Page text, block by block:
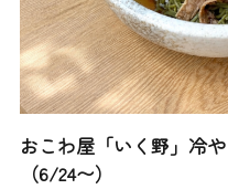
おこわ屋「いく野」冷
（6/24〜）